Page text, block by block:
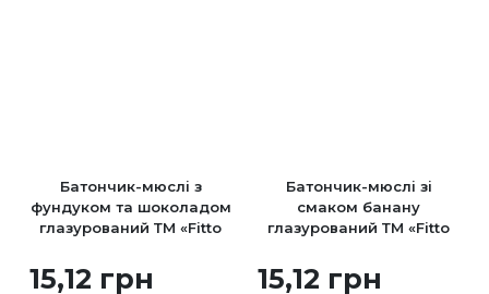
Батончик-мюслі з
фундуком та шоколадом
глазурований ТМ «Fitto
15,12 грн
Батончик-мюслі зі
смаком банану
глазурований ТМ «Fitto
15,12 грн